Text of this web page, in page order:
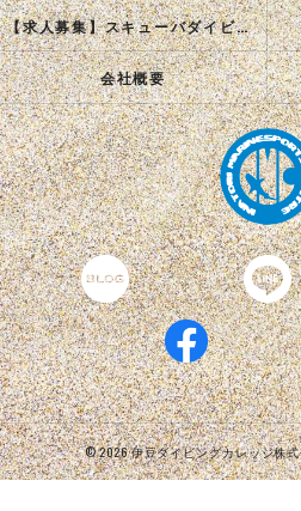
【求人募集】スキューバダイビングインストラクターを目指す正社員を募集中！
会社概要
© 2026 伊豆ダイビングカレッジ株式会